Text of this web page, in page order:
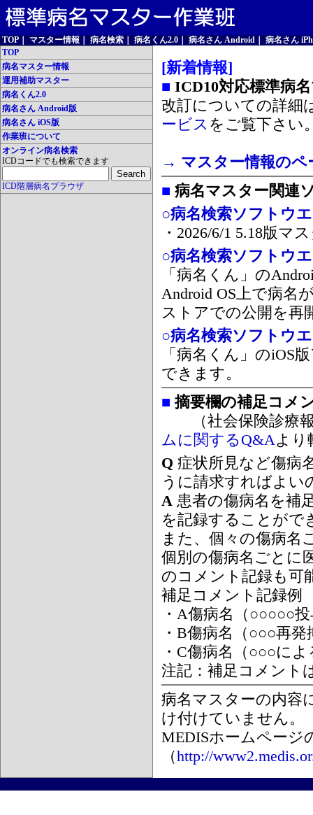
TOP マスター情報 病名検索 病名くん2.0 病名さん Android
病名さん
TOP
病名マスター情報
運用補助マスター
病名くん2.0
病名さん Android版
病名さん iOS版
作業班について
オンライン病名検索
ICDコードでも検索できます
ICD階層病名ブラウザ
[新着情報]
■ ICD10対応標準病
改訂についての詳細
ービス をご覧下さい
→ マスター情報のペ
■ 病名マスター関連
○病名検索ソフトウ
・2026/6/1 5.18版マ
○病名検索ソフトウ
「病名くん」の
Android OS上で病名
ストアでの公開を再
○病名検索ソフトウ
「病名くん」のiOS
できます。
■ 摘要欄の補足コメ
（社会保険診療報
ムに関するQ&Aより
Q 症状所見など傷病
うに請求すればよい
A 患者の傷病名を補
を記録することがで
また、個々の傷病名
個別の傷病名ごとに
のコメント記録も可
補足コメント記録例
・A傷病名（○○○○○
・B傷病名（○○○再
・C傷病名（○○○に
注記：補足コメント
病名マスターの内容
け付けていません。
MEDISホームページ
（http://